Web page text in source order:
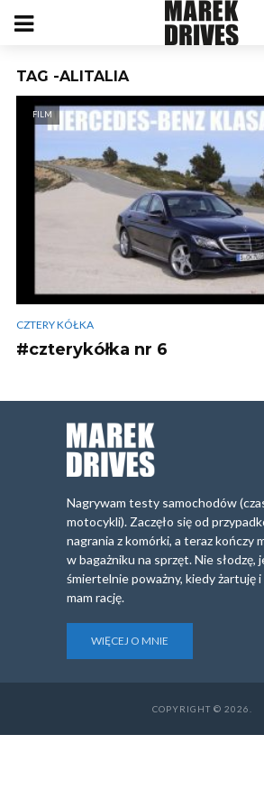
TAG -ALITALIA
FILM
CZTERY KÓŁKA
#czterykółka nr 6
Nagrywam testy samochodów
motocykli). Zaczęło się od
nagrania z komórki, a teraz kończy
w bagażniku na sprzęt. Nie słodzę,
śmiertelnie poważny, kiedy żartuję
mam rację.
WIĘCEJ O MNIE
COPYRIGHT © 2026.